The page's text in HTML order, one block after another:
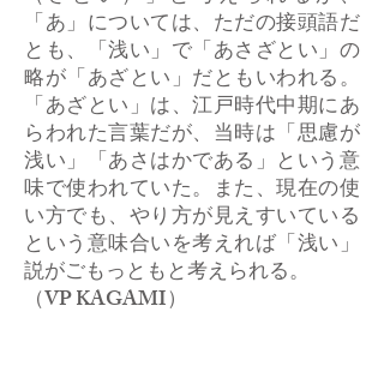
「あ」については、ただの接頭語だ
とも、「浅い」で「あさざとい」の
略が「あざとい」だともいわれる。
「あざとい」は、江戸時代中期にあ
らわれた言葉だが、当時は「思慮が
浅い」「あさはかである」という意
味で使われていた。また、現在の使
い方でも、やり方が見えすいている
という意味合いを考えれば「浅い」
説がごもっともと考えられる。
​（VP KAGAMI）